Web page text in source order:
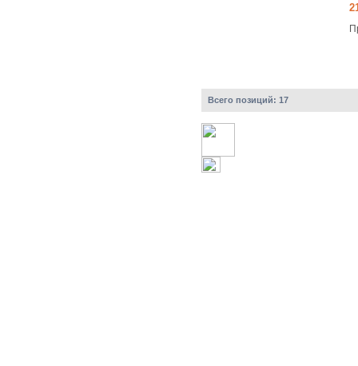
Всего позиций: 17